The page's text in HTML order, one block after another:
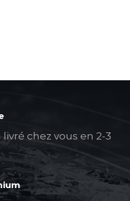
chez vous en 2-3